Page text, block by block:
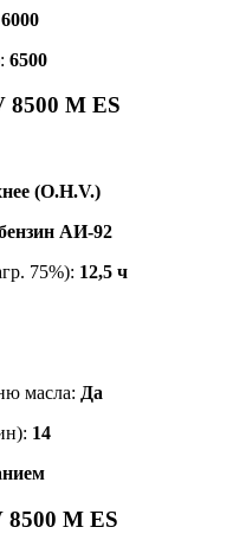
6000
6500
8500 M ES
(O.H.V.)
АИ-92
75%): 12,5 ч
масла: Да
14
8500 M ES